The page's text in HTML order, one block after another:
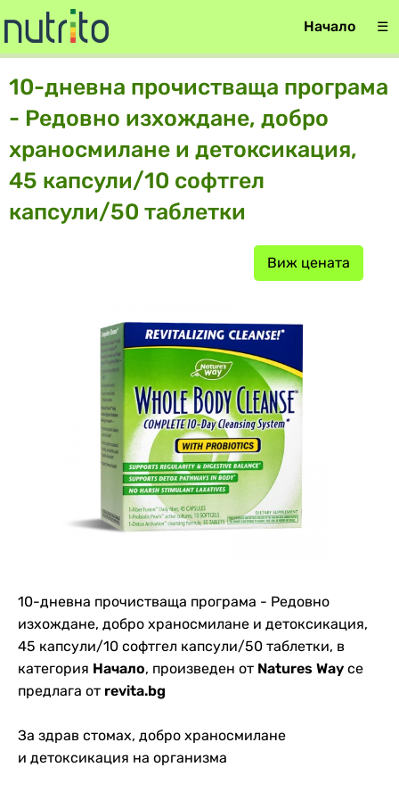
Начало ☰
10-дневна прочистваща програма
- Редовно изхождане, добро
храносмилане и детоксикация,
45 капсули/10 софтгел
капсули/50 таблетки
Виж цената
10-дневна прочистваща програма - Редовно
изхождане, добро храносмилане и детоксикация,
45 капсули/10 софтгел капсули/50 таблетки, в
категория Начало, произведен от Natures Way се
предлага от revita.bg
За здрав стомах, добро храносмилане
и детоксикация на организма